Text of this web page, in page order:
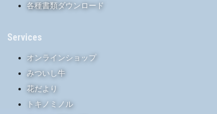
各種書類ダウンロード
Services
オンラインショップ
みついし牛
花だより
トキノミノル